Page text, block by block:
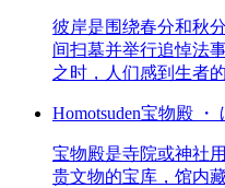
彼岸是围绕春分和秋
间扫墓并举行追悼法
之时，人们感到生者
Homotsuden宝物殿 ・
宝物殿是寺院或神社
贵文物的宝库，馆内